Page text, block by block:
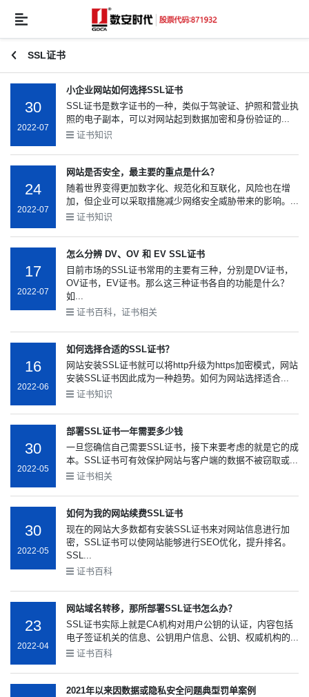
SSL证书
30
2022-07
小企业网站如何选择SSL证书
SSL证书是数字证书的一种，类似于驾驶证、护照和营业执
照的电子副本，可以对网站起到数据加密和身份验证的...
证书知识
24
2022-07
网站是否安全，最主要的重点是什么？
随着世界变得更加数字化、规范化和互联化，风险也在增
加，但企业可以采取措施减少网络安全威胁带来的影响。...
证书知识
17
2022-07
怎么分辨 DV、OV 和 EV SSL证书
目前市场的SSL证书常用的主要有三种，分别是DV证书，
OV证书，EV证书。那么这三种证书各自的功能是什么？
如...
证书百科，证书相关
16
2022-06
如何选择合适的SSL证书？
网站安装SSL证书就可以将http升级为https加密模式，网站
安装SSL证书因此成为一种趋势。如何为网站选择适合...
证书知识
30
2022-05
部署SSL证书一年需要多少钱
一旦您确信自己需要SSL证书，接下来要考虑的就是它的成
本。SSL证书可有效保护网站与客户端的数据不被窃取或...
证书相关
30
2022-05
如何为我的网站续费SSL证书
现在的网站大多数都有安装SSL证书来对网站信息进行加
密，SSL证书可以使网站能够进行SEO优化，提升排名。
SSL...
证书百科
23
2022-04
网站域名转移，那所部署SSL证书怎么办？
SSL证书实际上就是CA机构对用户公钥的认证，内容包括
电子签证机关的信息、公钥用户信息、公钥、权威机构的...
证书百科
2021年以来因数据或隐私安全问题典型罚单案例